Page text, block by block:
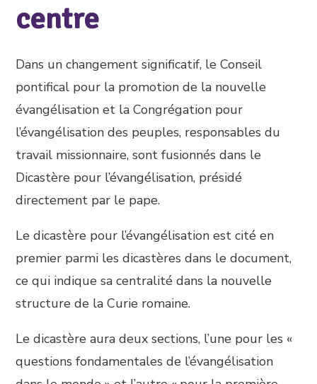
centre
Dans un changement significatif, le Conseil
pontifical pour la promotion de la nouvelle
évangélisation et la Congrégation pour
l’évangélisation des peuples, responsables du
travail missionnaire, sont fusionnés dans le
Dicastère pour l’évangélisation, présidé
directement par le pape.
Le dicastère pour l’évangélisation est cité en
premier parmi les dicastères dans le document,
ce qui indique sa centralité dans la nouvelle
structure de la Curie romaine.
Le dicastère aura deux sections, l’une pour les «
questions fondamentales de l’évangélisation